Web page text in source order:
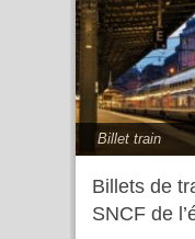
Billet train
Billets de
SNCF de